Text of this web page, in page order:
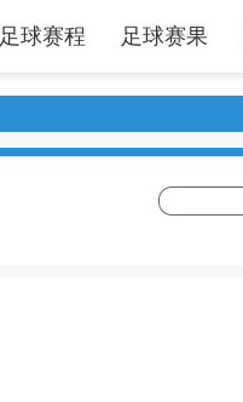
足球赛程 足球赛果